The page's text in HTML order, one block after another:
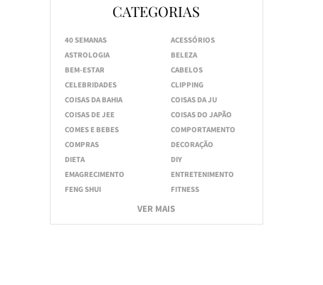
CATEGORIAS
40 SEMANAS
ACESSÓRIOS
ASTROLOGIA
BELEZA
BEM-ESTAR
CABELOS
CELEBRIDADES
CLIPPING
COISAS DA BAHIA
COISAS DA JU
COISAS DE JEE
COISAS DO JAPÃO
COMES E BEBES
COMPORTAMENTO
COMPRAS
DECORAÇÃO
DIETA
DIY
EMAGRECIMENTO
ENTRETENIMENTO
FENG SHUI
FITNESS
VER MAIS